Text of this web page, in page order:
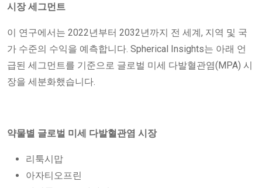
시장 세그먼트
이 연구에서는 2022년부터 2032년까지 전 세계, 지역 및 국
가 수준의 수익을 예측합니다. Spherical Insights는 아래 언
급된 세그먼트를 기준으로 글로벌 미세 다발혈관염(MPA) 시
장을 세분화했습니다.
약물별 글로벌 미세 다발혈관염 시장
리툭시맙
아자티오프린